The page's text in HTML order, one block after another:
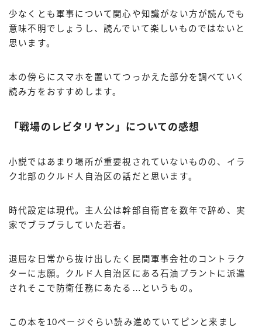
少なくとも軍事について関心や知識がない方が読んでも
意味不明でしょうし、読んでいて楽しいものではないと
思います。
本の傍らにスマホを置いてつっかえた部分を調べていく
読み方をおすすめします。
「戦場のレビタリヤン」についての感想
小説ではあまり場所が重要視されていないものの、イラ
ク北部のクルド人自治区の話だと思います。
時代設定は現代。主人公は幹部自衛官を数年で辞め、実
家でブラブラしていた若者。
退屈な日常から抜け出したく民間軍事会社のコントラク
ターに志願。クルド人自治区にある石油プラントに派遣
されそこで防衛任務にあたる…というもの。
この本を10ページぐらい読み進めていてピンと来まし